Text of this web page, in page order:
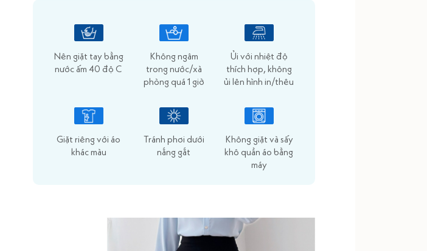
Nên giặt tay bằng
nước ấm 40 độ C
Không ngâm
trong nước/xà
phòng quá 1 giờ
Ủi với nhiệt độ
thích hợp, không
ủi lên hình in/thêu
Giặt riêng với áo
khác màu
Tránh phơi dưới
nắng gắt
Không giặt và sấy
khô quần áo bằng
máy